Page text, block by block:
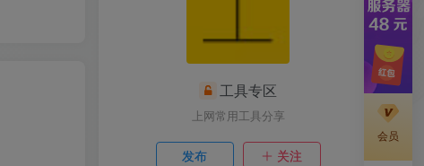
工具专区
上网常用工具分享
发布 关注
会员